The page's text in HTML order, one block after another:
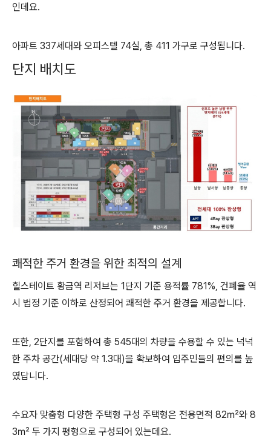
인데요.
아파트 337세대와 오피스텔 74실, 총 411 가구로 구성됩니다.
단지 배치도
쾌적한 주거 환경을 위한 최적의 설계
힐스테이트 황금역 리저브는 1단지 기준 용적률 781%, 건폐율 역
시 법정 기준 이하로 산정되어 쾌적한 주거 환경을 제공합니다.
또한, 2단지를 포함하여 총 545대의 차량을 수용할 수 있는 넉넉
한 주차 공간(세대당 약 1.3대)을 확보하여 입주민들의 편의를 높
였답니다.
수요자 맞춤형 다양한 주택형 구성 주택형은 전용면적 82㎡와 8
3㎡ 두 가지 평형으로 구성되어 있는데요.